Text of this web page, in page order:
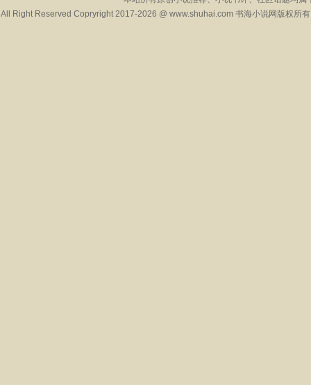
All Right Reserved Copryright 2017-2026 @ www.shuhai.com 书海小说网版权所